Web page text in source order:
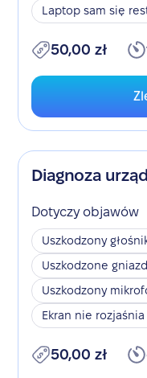
Laptop sam się
50,00 zł
Diagnoza
Dotyczy objawów
Uszkodzony
Uszkodzone
Uszkodzony
Ekran nie
50,00 zł